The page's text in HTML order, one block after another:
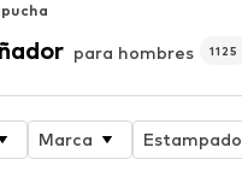
para hombres 1125
Marca Estampado